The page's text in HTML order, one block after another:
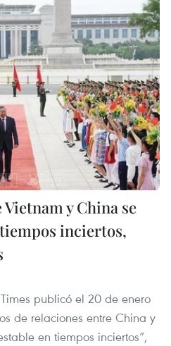
y China se
inciertos,
publicó el 20 de enero
de relaciones entre China y
en tiempos inciertos”,